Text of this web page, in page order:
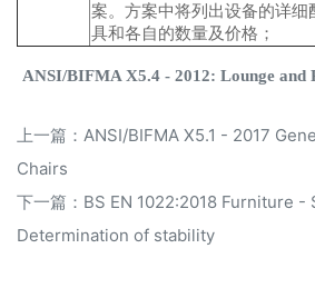
ANSI/BIFMA X5.4 - 2012: Lounge and
案。方案中将列出设备的详细
具和各自的数量及价格；
上一篇： ANSI/BIFMA X5.1 - 2017
Chairs
下一篇： BS EN 1022:2018 Furniture -
Determination of stability